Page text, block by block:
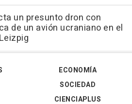
un presunto dron con
de un avión ucraniano en el
ECONOMÍA
SOCIEDAD
CIENCIAPLUS